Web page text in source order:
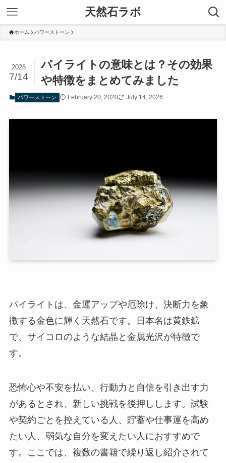
天然石ラボ
ホーム パワーストーン
パイライトの意味とは？その効果
や特徴をまとめてみました
2026
7/14
パワーストーン February 20, 2020 July 14, 2026
パイライトは、金運アップや厄除け、決断力を象
徴する金色に輝く天然石です。日本名は黄鉄鉱
で、サイコロのような結晶と金属光沢が特徴で
す。
恐怖心や不安を払い、行動力と自信を引き出す力
があるとされ、新しい挑戦を後押しします。試験
や契約ごとを控えている人、貯蓄や仕事運を高め
たい人、弱気な自分を変えたい人におすすめで
す。ここでは、複数の書籍で繰り返し紹介されて